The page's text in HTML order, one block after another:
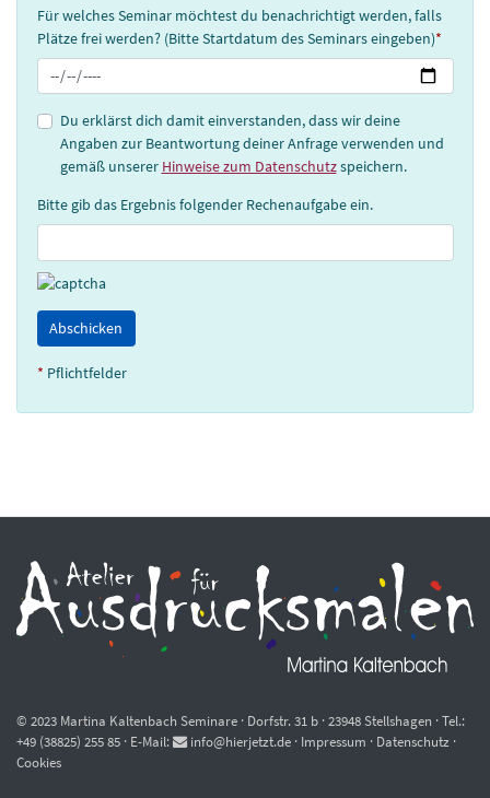
Für welches Seminar möchtest du benachrichtigt werden, falls
Plätze frei werden? (Bitte Startdatum des Seminars eingeben)*
Du erklärst dich damit einverstanden, dass wir deine
Angaben zur Beantwortung deiner Anfrage verwenden und
gemäß unserer Hinweise zum Datenschutzspeichern.
Bitte gib das Ergebnis folgender Rechenaufgabe ein.
* Pflichtfelder
© 2023 Martina Kaltenbach Seminare · Dorfstr. 31 b · 23948 Stellshagen · Tel.:
+49 (38825) 255 85 · E-Mail:
info hierjetztde · Impressum · Datenschutz ·
Cookies